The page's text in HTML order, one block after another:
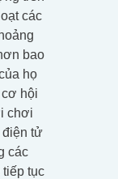
các
bao
họ
cơ hội
chơi
điện tử
các
tiếp tục